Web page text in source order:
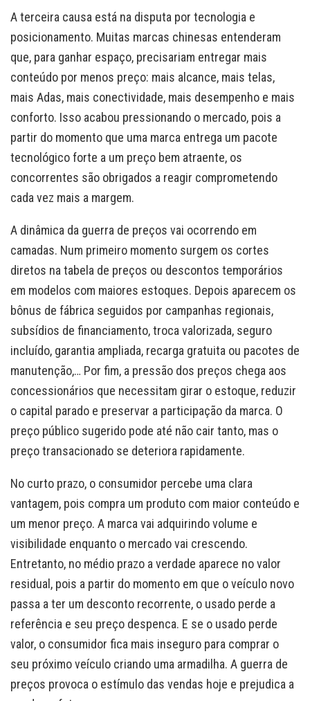
A terceira causa está na disputa por tecnologia e
posicionamento. Muitas marcas chinesas entenderam
que, para ganhar espaço, precisariam entregar mais
conteúdo por menos preço: mais alcance, mais telas,
mais Adas, mais conectividade, mais desempenho e mais
conforto. Isso acabou pressionando o mercado, pois a
partir do momento que uma marca entrega um pacote
tecnológico forte a um preço bem atraente, os
concorrentes são obrigados a reagir comprometendo
cada vez mais a margem.
A dinâmica da guerra de preços vai ocorrendo em
camadas. Num primeiro momento surgem os cortes
diretos na tabela de preços ou descontos temporários
em modelos com maiores estoques. Depois aparecem os
bônus de fábrica seguidos por campanhas regionais,
subsídios de financiamento, troca valorizada, seguro
incluído, garantia ampliada, recarga gratuita ou pacotes de
manutenção,… Por fim, a pressão dos preços chega aos
concessionários que necessitam girar o estoque, reduzir
o capital parado e preservar a participação da marca. O
preço público sugerido pode até não cair tanto, mas o
preço transacionado se deteriora rapidamente.
No curto prazo, o consumidor percebe uma clara
vantagem, pois compra um produto com maior conteúdo e
um menor preço. A marca vai adquirindo volume e
visibilidade enquanto o mercado vai crescendo.
Entretanto, no médio prazo a verdade aparece no valor
residual, pois a partir do momento em que o veículo novo
passa a ter um desconto recorrente, o usado perde a
referência e seu preço despenca. E se o usado perde
valor, o consumidor fica mais inseguro para comprar o
seu próximo veículo criando uma armadilha. A guerra de
preços provoca o estímulo das vendas hoje e prejudica a